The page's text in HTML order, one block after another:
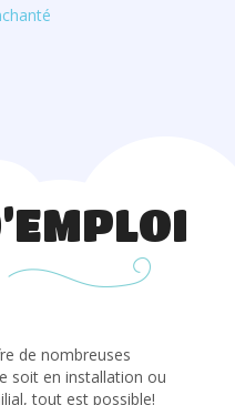
de nombreuses
soit en installation ou
tout est possible!